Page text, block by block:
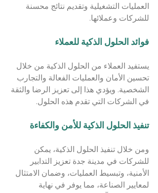
العمليات التشغيلية وتقديم نتائج محسنة
للشركات وعملائها.
فوائد الحلول الذكية للعملاء
يستفيد العملاء من الحلول الذكية من خلال
تحسين الأمان والعمليات الفعالة والتجارب
الشخصية. ويؤدي هذا إلى تعزيز الرضا والثقة
في الشركات التي تقدم هذه الحلول.
تنفيذ الحلول الذكية للأمن والكفاءة
ومن خلال تنفيذ الحلول الذكية، يمكن
للشركات في مدينة جدة تعزيز التدابير
الأمنية، وتبسيط العمليات، وضمان الامتثال
لمعايير الصناعة، مما يوفر في نهاية